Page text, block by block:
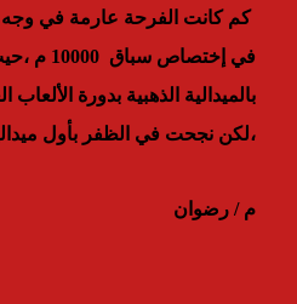
كم كانت الفرحة عارمة في وجه
في
بالميدالية الذهبية بدورة
،لكن نجحت في الظفر بأول
م / رضوان